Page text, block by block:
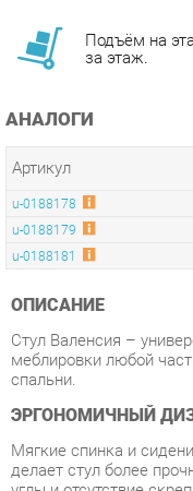
АНАЛОГИ
u-0188179
ОПИСАНИЕ
Стул Валенсия –
спальни.
ЭРГОНОМИЧНЫЙ
Мягкие спинка и
углы и отсутствие
высота сидения (45 см)
для людей любого роста.